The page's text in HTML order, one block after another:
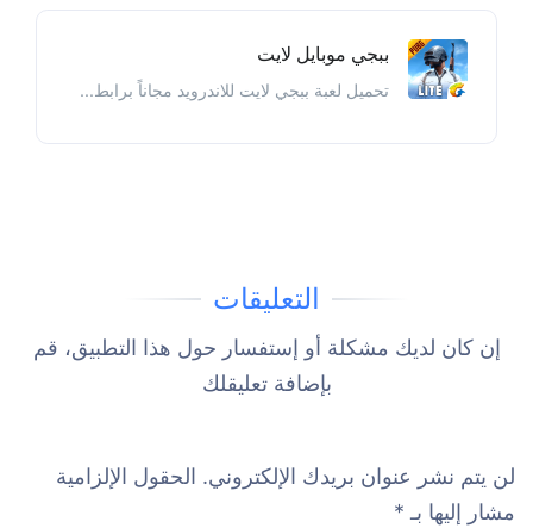
ببجي موبايل لايت
تحميل لعبة ببجي لايت للاندرويد مجاناً برابط...
التعليقات
إن كان لديك مشكلة أو إستفسار حول هذا التطبيق، قم
بإضافة تعليقلك
لن يتم نشر عنوان بريدك الإلكتروني. الحقول الإلزامية
مشار إليها بـ *